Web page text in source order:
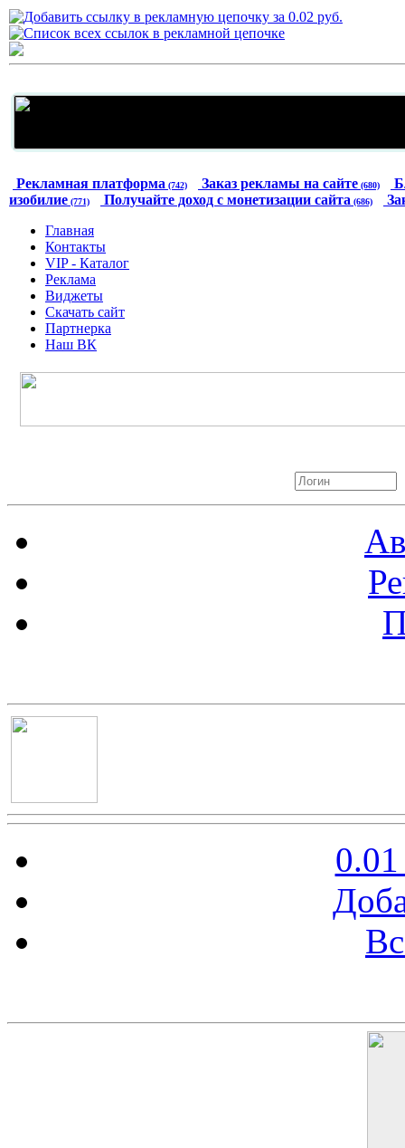
Рекламная платформа (742) Заказ рекламы на сайте (680)
изобилие (771) Получайте доход с монетизации сайта (686)
Главная
Контакты
VIP - Каталог
Реклама
Виджеты
Скачать сайт
Партнерка
Наш ВК